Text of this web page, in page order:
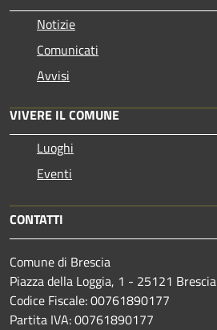
Notizie
Comunicati
Avvisi
VIVERE IL COMUNE
Luoghi
Eventi
CONTATTI
Comune di Brescia
Piazza della Loggia, 1 - 25121 Brescia
Codice Fiscale: 00761890177
Partita IVA: 00761890177